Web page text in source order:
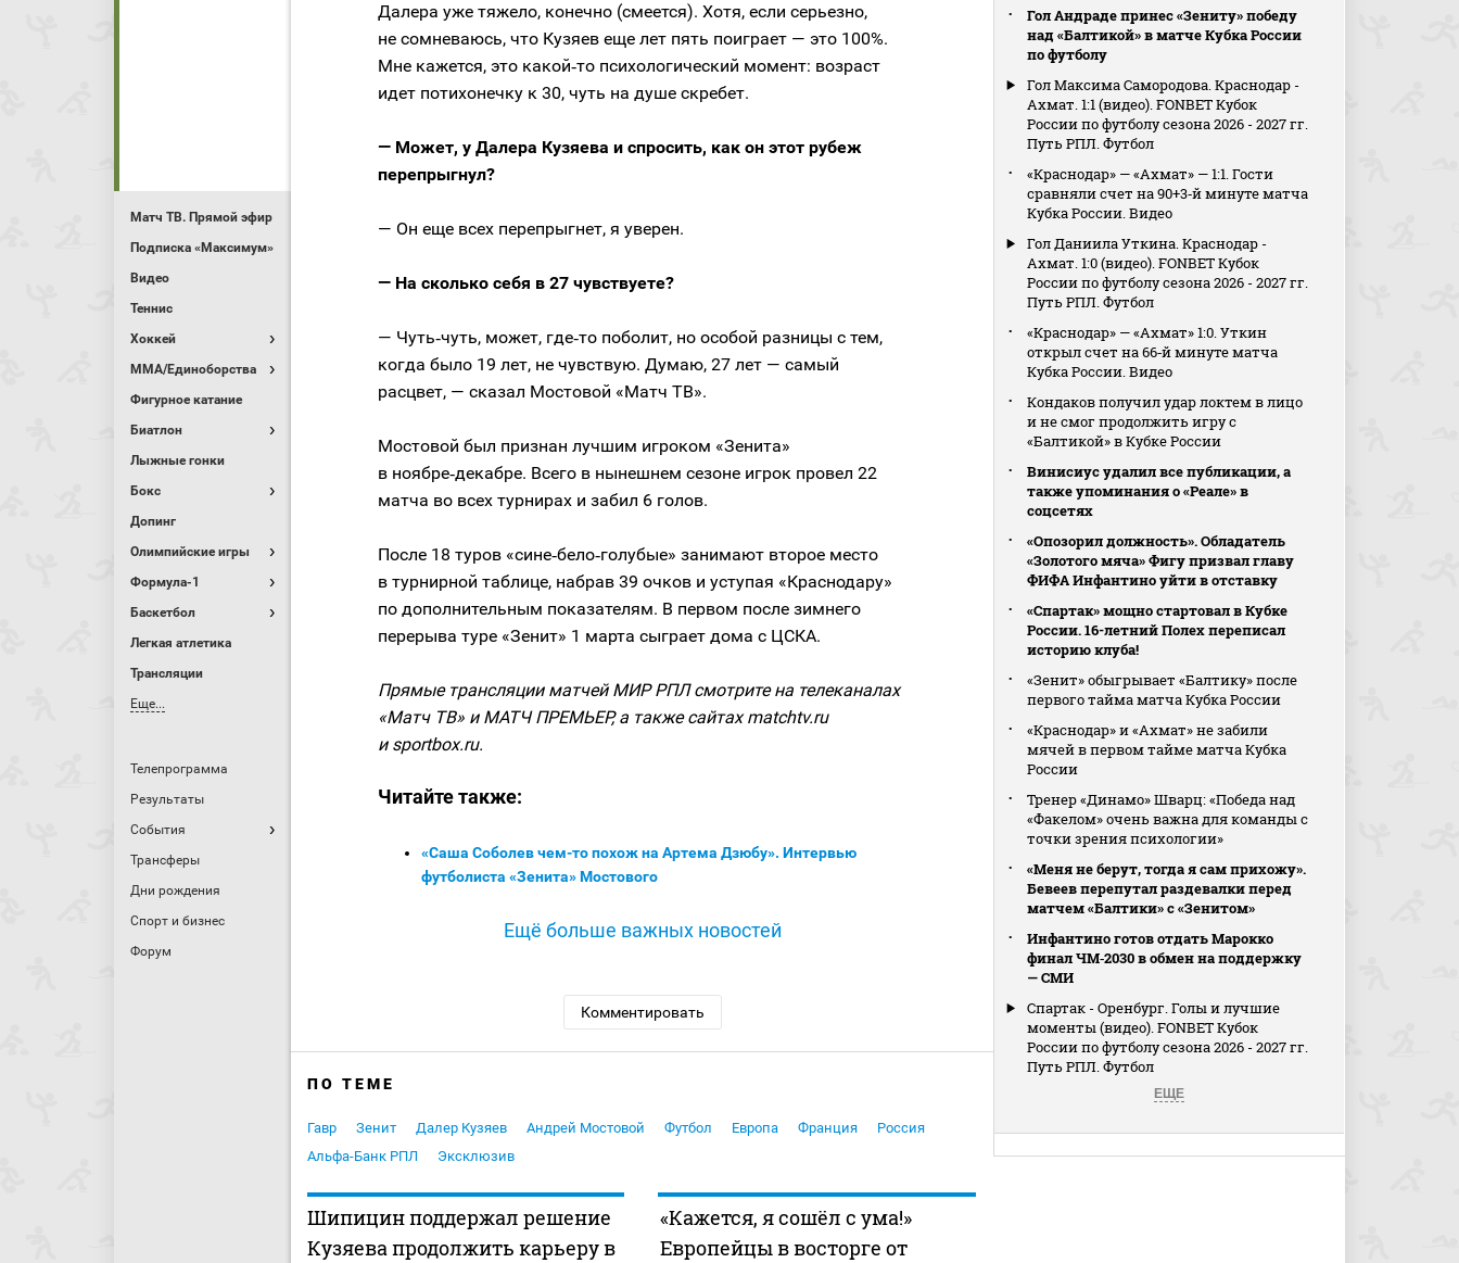
Матч ТВ. Прямой эфир
Подписка «Максимум»
Видео
Теннис
Хоккей
MMA/Единоборства
Фигурное катание
Биатлон
Лыжные гонки
Бокс
Допинг
Олимпийские игры
Формула-1
Баскетбол
Легкая атлетика
Трансляции
Еще...
Телепрограмма
Результаты
События
Трансферы
Дни рождения
Спорт и бизнес
Форум
Далера уже тяжело, конечно (смеется). Хотя, если серьезно,
не сомневаюсь, что Кузяев еще лет пять поиграет — это 100%.
Мне кажется, это какой‑то психологический момент: возраст
идет потихонечку к 30, чуть на душе скребет.
— Может, у Далера Кузяева и спросить, как он этот рубеж
перепрыгнул?
— Он еще всех перепрыгнет, я уверен.
— На сколько себя в 27 чувствуете?
— Чуть‑чуть, может, где‑то поболит, но особой разницы с тем,
когда было 19 лет, не чувствую. Думаю, 27 лет — самый
расцвет, — сказал Мостовой «Матч ТВ».
Мостовой был признан лучшим игроком «Зенита»
в ноябре‑декабре. Всего в нынешнем сезоне игрок провел 22
матча во всех турнирах и забил 6 голов.
После 18 туров «сине‑бело‑голубые» занимают второе место
в турнирной таблице, набрав 39 очков и уступая «Краснодару»
по дополнительным показателям. В первом после зимнего
перерыва туре «Зенит» 1 марта сыграет дома с ЦСКА.
Прямые трансляции матчей МИР РПЛ смотрите на телеканалах
«Матч ТВ» и МАТЧ ПРЕМЬЕР, а также сайтах matchtv.ru
и sportbox.ru.
Читайте также:
«Саша Соболев чем-то похож на Артема Дзюбу». Интервью
футболиста «Зенита» Мостового
Ещё больше важных новостей
Комментировать
ПО ТЕМЕ
Гавр Зенит Далер Кузяев Андрей Мостовой Футбол Европа Франция
Россия
Альфа-Банк РПЛ
Эксклюзив
Шипицин поддержал решение
Кузяева продолжить карьеру в
«Кажется, я сошёл с ума!»
Европейцы в восторге от
Гол Андраде принес «Зениту» победу
над «Балтикой» в матче Кубка России
по футболу
Гол Максима Самородова. Краснодар -
Ахмат. 1:1 (видео). FONBET Кубок
России по футболу сезона 2026 - 2027 гг.
Путь РПЛ. Футбол
«Краснодар» — «Ахмат» — 1:1. Гости
сравняли счет на 90+3‑й минуте матча
Кубка России. Видео
Гол Даниила Уткина. Краснодар -
Ахмат. 1:0 (видео). FONBET Кубок
России по футболу сезона 2026 - 2027 гг.
Путь РПЛ. Футбол
«Краснодар» — «Ахмат» 1:0. Уткин
открыл счет на 66‑й минуте матча
Кубка России. Видео
Кондаков получил удар локтем в лицо
и не смог продолжить игру с
«Балтикой» в Кубке России
Винисиус удалил все публикации, а
также упоминания о «Реале» в
соцсетях
«Опозорил должность». Обладатель
«Золотого мяча» Фигу призвал главу
ФИФА Инфантино уйти в отставку
«Спартак» мощно стартовал в Кубке
России. 16-летний Полех переписал
историю клуба!
«Зенит» обыгрывает «Балтику» после
первого тайма матча Кубка России
«Краснодар» и «Ахмат» не забили
мячей в первом тайме матча Кубка
России
Тренер «Динамо» Шварц: «Победа над
«Факелом» очень важна для команды с
точки зрения психологии»
«Меня не берут, тогда я сам прихожу».
Бевеев перепутал раздевалки перед
матчем «Балтики» с «Зенитом»
Инфантино готов отдать Марокко
финал ЧМ‑2030 в обмен на поддержку
— СМИ
Спартак - Оренбург. Голы и лучшие
моменты (видео). FONBET Кубок
России по футболу сезона 2026 - 2027 гг.
Путь РПЛ. Футбол
ЕЩЕ